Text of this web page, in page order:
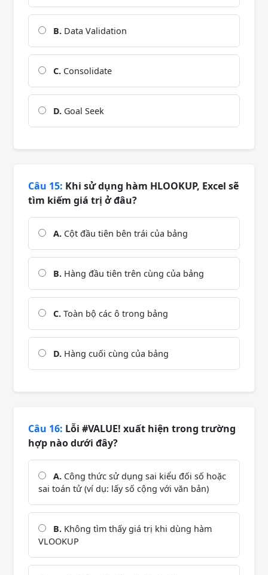
B. Data Validation
C. Consolidate
D. Goal Seek
Câu 15: Khi sử dụng hàm HLOOKUP, Excel sẽ
tìm kiếm giá trị ở đâu?
A. Cột đầu tiên bên trái của bảng
B. Hàng đầu tiên trên cùng của bảng
C. Toàn bộ các ô trong bảng
D. Hàng cuối cùng của bảng
Câu 16: Lỗi #VALUE! xuất hiện trong trường
hợp nào dưới đây?
A. Công thức sử dụng sai kiểu đối số hoặc
sai toán tử (ví dụ: lấy số cộng với văn bản)
B. Không tìm thấy giá trị khi dùng hàm
VLOOKUP